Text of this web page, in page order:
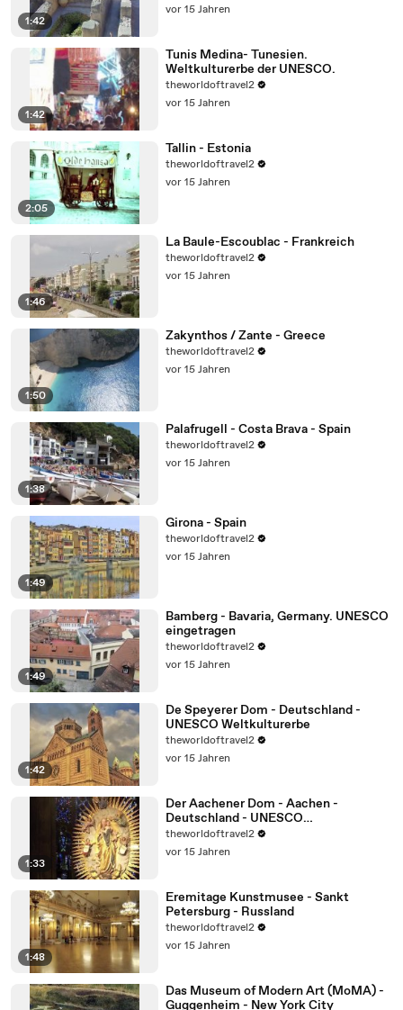
1:42
vor 15 Jahren
1:42
Tunis Medina- Tunesien.
Weltkulturerbe der UNESCO.
theworldoftravel2
vor 15 Jahren
2:05
Tallin - Estonia
theworldoftravel2
vor 15 Jahren
1:46
La Baule-Escoublac - Frankreich
theworldoftravel2
vor 15 Jahren
1:50
Zakynthos / Zante - Greece
theworldoftravel2
vor 15 Jahren
1:38
Palafrugell - Costa Brava - Spain
theworldoftravel2
vor 15 Jahren
1:49
Girona - Spain
theworldoftravel2
vor 15 Jahren
1:49
Bamberg - Bavaria, Germany. UNESCO
eingetragen
theworldoftravel2
vor 15 Jahren
1:42
De Speyerer Dom - Deutschland -
UNESCO Weltkulturerbe
theworldoftravel2
vor 15 Jahren
1:33
Der Aachener Dom - Aachen -
Deutschland - UNESCO
Weltkulturerbe
theworldoftravel2
vor 15 Jahren
1:48
Eremitage Kunstmusee - Sankt
Petersburg - Russland
theworldoftravel2
vor 15 Jahren
Das Museum of Modern Art (MoMA) -
Guggenheim - New York City